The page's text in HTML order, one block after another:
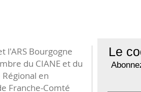
Le
l'ARS Bourgogne
du CIANE et du
en
Franche-Comté